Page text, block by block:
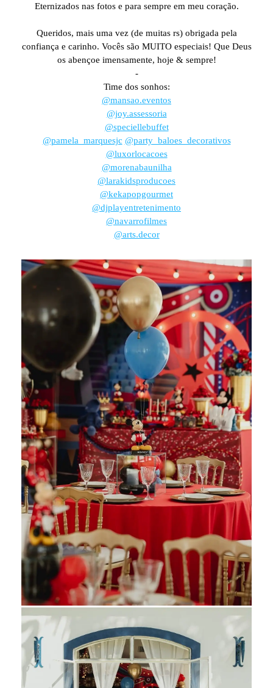
Eternizados nas fotos e para sempre em meu coração.
Queridos, mais uma vez (de muitas rs) obrigada pela
confiança e carinho. Vocês são MUITO especiais! Que Deus
os abençoe imensamente, hoje & sempre!
-
Time dos sonhos:
@mansao.eventos
@joy.assessoria
@speciellebuffet
@pamela_marquesjc @party_baloes_decorativos
@luxorlocacoes
@morenabaunilha
@larakidsproducoes
@kekapopgourmet
@djplayentretenimento
@navarrofilmes
@arts.decor